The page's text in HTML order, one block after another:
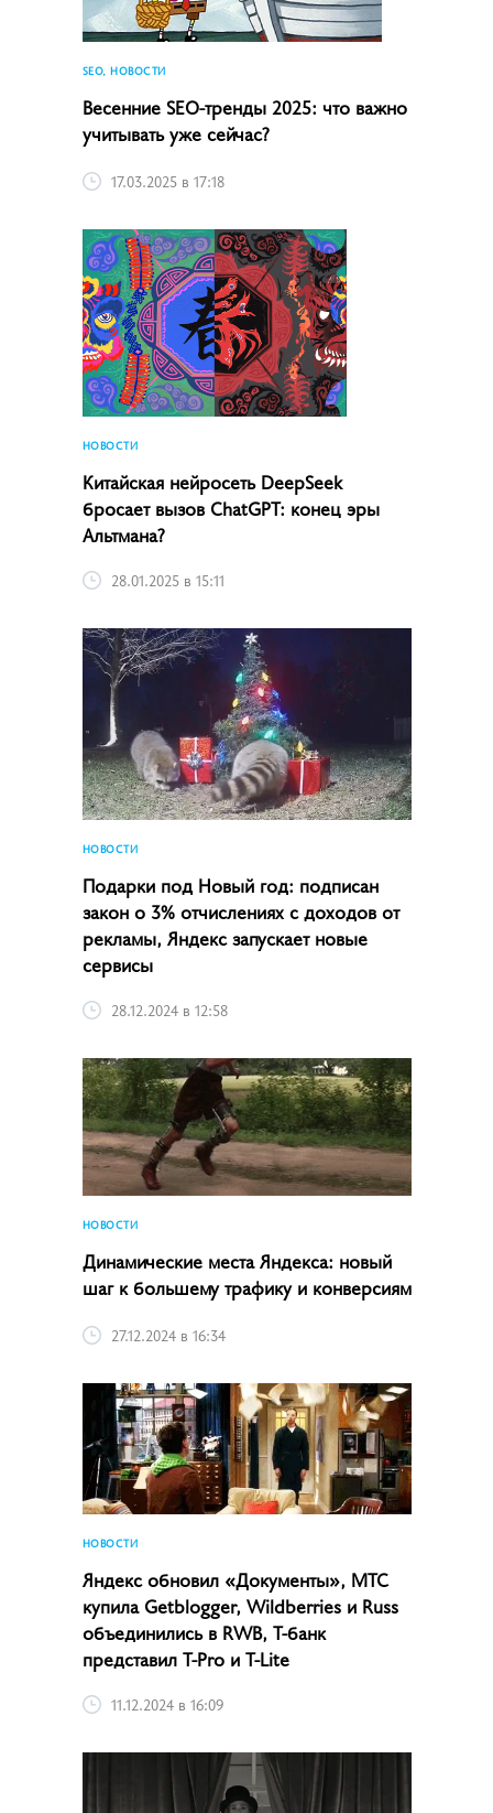
SEO, НОВОСТИ
Весенние SEO-тренды 2025: что важно
учитывать уже сейчас?
17.03.2025 в 17:18
НОВОСТИ
Китайская нейросеть DeepSeek
бросает вызов ChatGPT: конец эры
Альтмана?
28.01.2025 в 15:11
НОВОСТИ
Подарки под Новый год: подписан
закон о 3% отчислениях с доходов от
рекламы, Яндекс запускает новые
сервисы
28.12.2024 в 12:58
НОВОСТИ
Динамические места Яндекса: новый
шаг к большему трафику и конверсиям
27.12.2024 в 16:34
НОВОСТИ
Яндекс обновил «Документы», МТС
купила Getblogger, Wildberries и Russ
объединились в RWB, Т-банк
представил T-Pro и T-Lite
11.12.2024 в 16:09